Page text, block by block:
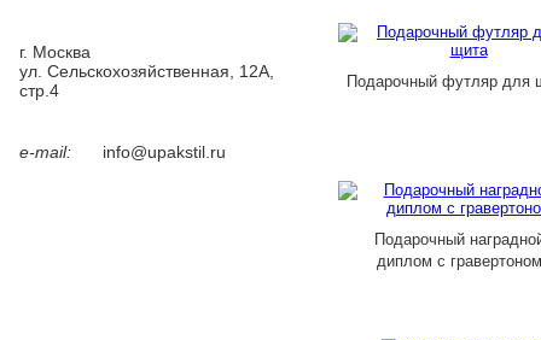
г. Москва
ул. Сельскохозяйственная, 12А,
стр.4
e-mail: info@upakstil.ru
Подарочный футляр для
Подарочный
диплом с гравертоном